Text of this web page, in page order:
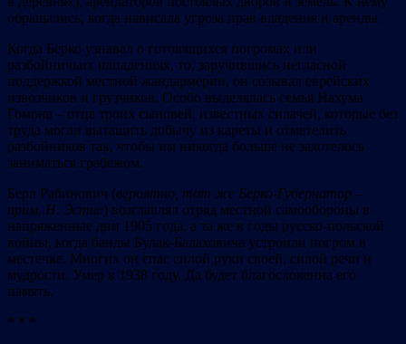
обращались, когда нависала угроза прав владения и аренды.
Когда Берко узнавал о готовящихся погромах или
разбойничьих нападениях, то, заручившись негласной
поддержкой местной жандармерии, он созывал еврейских
извозчиков и грузчиков. Особо выделялась семья Нахума
Гомона – отца троих сыновей, известных силачей, которые без
труда могли вытащить добычу из кареты и отметелить
разбойников так, чтобы им никогда больше не захотелось
заниматься грабежом.
Берл Рабинович (вероятно тот же Берко-Губернатор –
прим. Н. Эстис) возглавлял отряд местной самообороны в
напряженные дни 1905 года, а та же в годы русско-польской
войны, когда банды Булак-Балаховича устроили погром в
местечке. Многих он спас силой руки своей, силой речи и
мудрости. Умер в 1938 году. Да будет благословенна его
память.
* * *